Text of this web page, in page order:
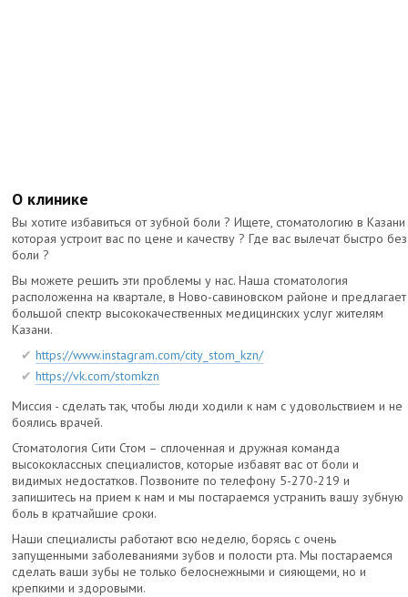
О клинике
Вы хотите избавиться от зубной боли ? Ищете, стоматологию в Казани
которая устроит вас по цене и качеству ? Где вас вылечат быстро без
боли ?
Вы можете решить эти проблемы у нас. Наша стоматология
расположенна на квартале, в Ново-савиновском районе и предлагает
большой спектр высококачественных медицинских услуг жителям
Казани.
https://www.instagram.com/city_stom_kzn/
https://vk.com/stomkzn
Миссия - сделать так, чтобы люди ходили к нам с удовольствием и не
боялись врачей.
Стоматология Сити Стом – сплоченная и дружная команда
высококлассных специалистов, которые избавят вас от боли и
видимых недостатков. Позвоните по телефону 5-270-219 и
запишитесь на прием к нам и мы постараемся устранить вашу зубную
боль в кратчайшие сроки.
Наши специалисты работают всю неделю, борясь с очень
запущенными заболеваниями зубов и полости рта. Мы постараемся
сделать ваши зубы не только белоснежными и сияющеми, но и
крепкими и здоровыми.